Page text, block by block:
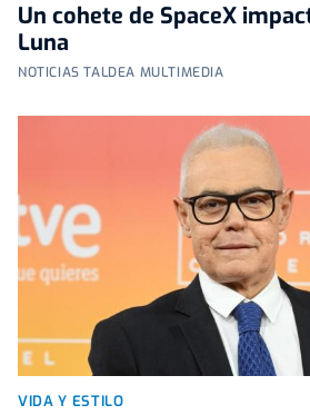
Un cohete de SpaceX
Luna
NOTICIAS TALDEA MULTIMEDIA
VIDA Y ESTILO